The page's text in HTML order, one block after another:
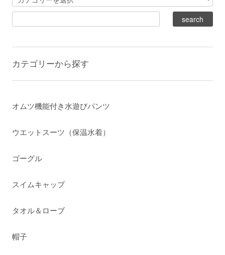
カテゴリーから探す
オムツ機能付き水遊びパンツ
ウエットスーツ（保温水着）
ゴーグル
スイムキャップ
タオル＆ローブ
帽子